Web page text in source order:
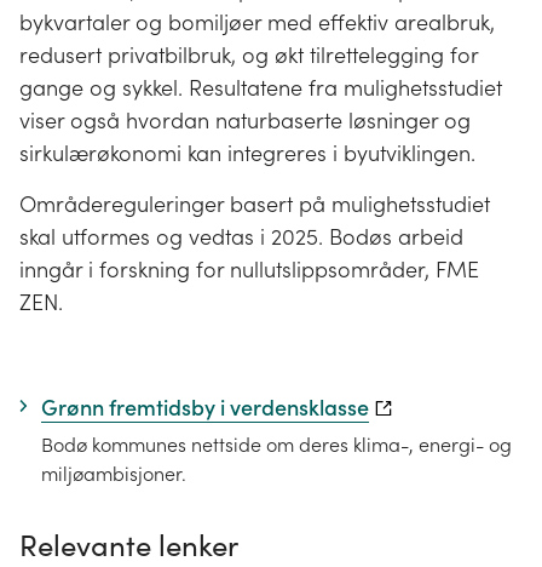
bykvartaler og bomiljøer med effektiv arealbruk,
redusert privatbilbruk, og økt tilrettelegging for
gange og sykkel. Resultatene fra mulighetsstudiet
viser også hvordan naturbaserte løsninger og
sirkulærøkonomi kan integreres i byutviklingen.
Områdereguleringer basert på mulighetsstudiet
skal utformes og vedtas i 2025. Bodøs arbeid
inngår i forskning for nullutslippsområder, FME
ZEN.
Grønn fremtidsby i verdensklasse
Bodø kommunes nettside om deres klima-, energi- og
miljøambisjoner.
Relevante lenker